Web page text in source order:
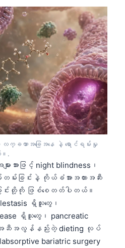
လက္ခဏာအခြေအနေ နဲ့ ရောင်ရမ်းမှု
။.
းအားဖြင့် night blindness၊
းတမ်းခြင်းနဲ့ ကိုယ်ခံအားအတားအဆီး
င်းတို့ကို ဖြစ်စေတတ်ပါတယ်။
ရှိသူတွေ၊
ရှိသူတွေ၊ pancreatic
အဆီအလွန်နည်းတဲ့ dieting လုပ်
bariatric surgery